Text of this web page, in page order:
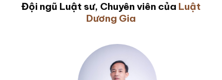
Đội ngũ Luật sư, Chuyên viên của Luật
Dương Gia